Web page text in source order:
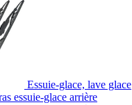
Essuie-glace, lave glace
essuie-glace arrière